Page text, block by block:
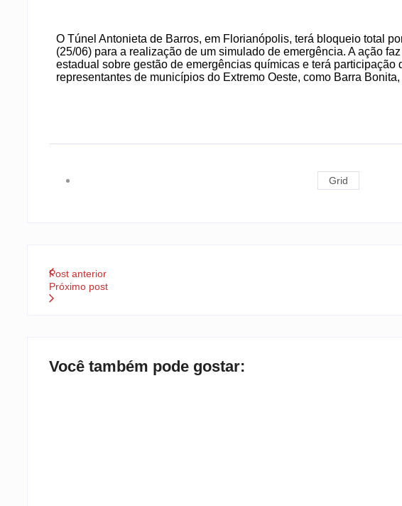
O Túnel Antonieta de Barros, em Florianópolis, terá bloqueio total
(25/06) para a realização de um simulado de emergência. A ação
estadual sobre gestão de emergências químicas e terá participação
representantes de municípios do Extremo Oeste, como Barra
Grid
Post anterior
Próximo post
Você também pode gostar: